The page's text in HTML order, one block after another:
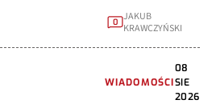
0 JAKUB
KRAWCZYŃSKI
WIADOMOŚCI
08
SIE
2026